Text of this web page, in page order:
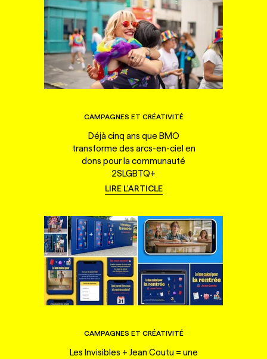
CAMPAGNES ET CRÉATIVITÉ
Déjà cinq ans que BMO
transforme des arcs-en-ciel en
dons pour la communauté
2SLGBTQ+
LIRE L'ARTICLE
CAMPAGNES ET CRÉATIVITÉ
Les Invisibles + Jean Coutu = une